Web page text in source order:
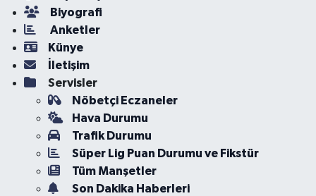
Biyografi
Anketler
Künye
İletişim
Servisler
Nöbetçi Eczaneler
Hava Durumu
Trafik Durumu
Süper Lig Puan Durumu ve Fikstür
Tüm Manşetler
Son Dakika Haberleri